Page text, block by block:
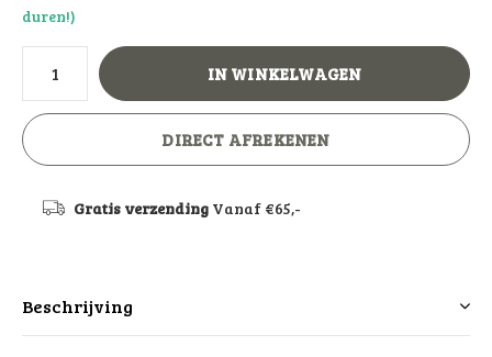
duren!)
IN WINKELWAGEN
DIRECT AFREKENEN
Gratis verzendingVanaf €65,-
Beschrijving